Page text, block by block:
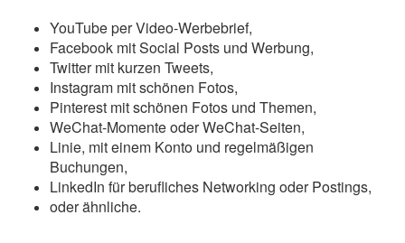
YouTube per Video-Werbebrief,
Facebook mit Social Posts und Werbung,
Twitter mit kurzen Tweets,
Instagram mit schönen Fotos,
Pinterest mit schönen Fotos und Themen,
WeChat-Momente oder WeChat-Seiten,
Linie, mit einem Konto und regelmäßigen
Buchungen,
LinkedIn für berufliches Networking oder Postings,
oder ähnliche.